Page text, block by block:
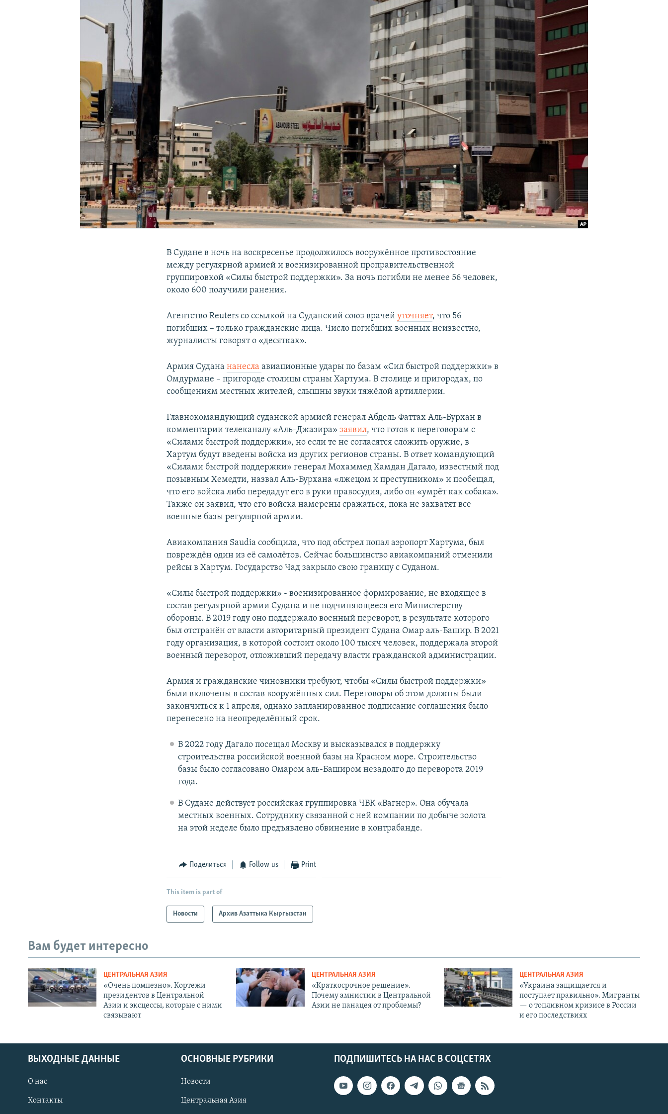
В Судане в ночь на воскресенье продолжилось вооружённое противостояние
между регулярной армией и военизированной проправительственной
группировкой «Силы быстрой поддержки». За ночь погибли не менее 56 человек,
около 600 получили ранения.
Агентство Reuters со ссылкой на Суданский союз врачейуточняет, что 56
погибших – только гражданские лица. Число погибших военных неизвестно,
журналисты говорят о «десятках».
Армия Суданананеслаавиационные удары по базам «Сил быстрой поддержки» в
Омдурмане – пригороде столицы страны Хартума. В столице и пригородах, по
сообщениям местных жителей, слышны звуки тяжёлой артиллерии.
Главнокомандующий суданской армией генерал Абдель Фаттах Аль-Бурхан в
комментарии телеканалу «Аль-Джазира»заявил, что готов к переговорам с
«Силами быстрой поддержки», но если те не согласятся сложить оружие, в
Хартум будут введены войска из других регионов страны. В ответ командующий
«Силами быстрой поддержки» генерал Мохаммед Хамдан Дагало, известный под
позывным Хемедти, назвал Аль-Бурхана «лжецом и преступником» и пообещал,
что его войска либо передадут его в руки правосудия, либо он «умрёт как собака».
Также он заявил, что его войска намерены сражаться, пока не захватят все
военные базы регулярной армии.
Авиакомпания Saudia сообщила, что под обстрел попал аэропорт Хартума, был
повреждён один из её самолётов. Сейчас большинство авиакомпаний отменили
рейсы в Хартум. Государство Чад закрыло свою границу с Суданом.
«Силы быстрой поддержки» - военизированное формирование, не входящее в
состав регулярной армии Судана и не подчиняющееся его Министерству
обороны. В 2019 году оно поддержало военный переворот, в результате которого
был отстранён от власти авторитарный президент Судана Омар аль-Башир. В 2021
году организация, в которой состоит около 100 тысяч человек, поддержала второй
военный переворот, отложивший передачу власти гражданской администрации.
Армия и гражданские чиновники требуют, чтобы «Силы быстрой поддержки»
были включены в состав вооружённых сил. Переговоры об этом должны были
закончиться к 1 апреля, однако запланированное подписание соглашения было
перенесено на неопределённый срок.
В 2022 году Дагало посещал Москву и высказывался в поддержку
строительства российской военной базы на Красном море. Строительство
базы было согласовано Омаром аль-Баширом незадолго до переворота 2019
года.
В Судане действует российская группировка ЧВК «Вагнер». Она обучала
местных военных. Сотруднику связанной с ней компании по добыче золота
на этой неделе было предъявлено обвинение в контрабанде.
Поделиться Follow us Print
This item is part of
Новости Архив Азаттыка Кыргызстан
Вам будет интересно
ЦЕНТРАЛЬНАЯ АЗИЯ
«Очень помпезно». Кортежи
президентов в Центральной
Азии и эксцессы, которые с ними
связывают
ЦЕНТРАЛЬНАЯ АЗИЯ
«Краткосрочное решение».
Почему амнистии в Центральной
Азии не панацея от проблемы?
ЦЕНТРАЛЬНАЯ АЗИЯ
«Украина защищается и
поступает правильно». Мигранты
— о топливном кризисе в России
и его последствиях
ПОДПИШИТЕСЬ НА НАС В СОЦСЕТЯХ
ВЫХОДНЫЕ ДАННЫЕ
О нас
Контакты
ОСНОВНЫЕ РУБРИКИ
Новости
Центральная Азия